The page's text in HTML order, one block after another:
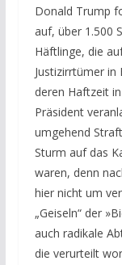
Donald Trump
auf, über 1.500
Häftlinge, die
Justizirrtümer in
deren Haftzeit
Präsident
umgehend
Sturm auf das
waren, denn
hier nicht um
„Geiseln“ der
auch radikale
die verurteilt